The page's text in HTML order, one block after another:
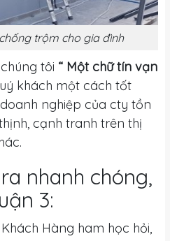
trộm cho gia đình
tôi “ Một chữ tín vạn
khách một cách tốt
nghiệp của cty tồn
cạnh tranh trên thị
nhanh chóng,
3:
Hàng ham học hỏi,